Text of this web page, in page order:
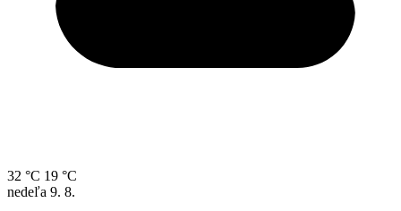
32 °C 19 °C
nedeľa 9. 8.